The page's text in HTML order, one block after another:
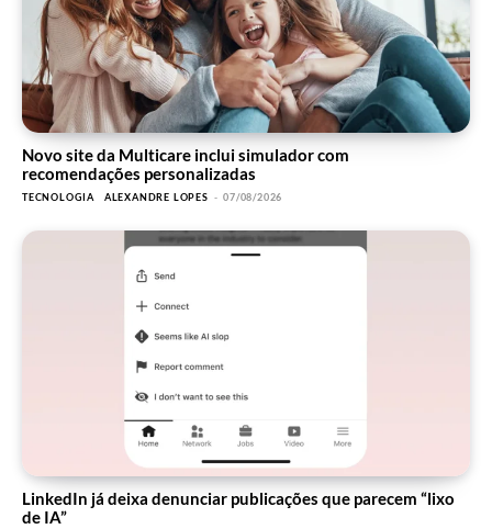
Novo site da Multicare inclui simulador com
recomendações personalizadas
TECNOLOGIA ALEXANDRE LOPES - 07/08/2026
LinkedIn já deixa denunciar publicações que parecem “lixo
de IA”